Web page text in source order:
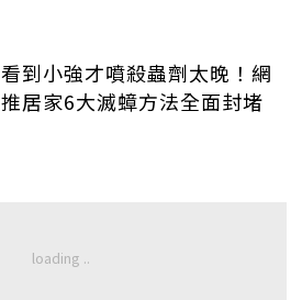
看到小強才噴殺蟲劑太晚！網
推居家6大滅蟑方法全面封堵